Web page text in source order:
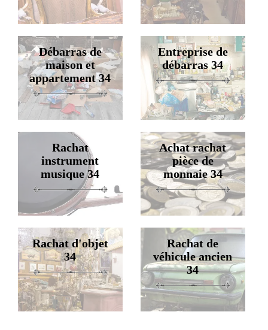
Débarras de
maison et
appartement 34
Entreprise de
débarras 34
Rachat
instrument
musique 34
Achat rachat
pièce de
monnaie 34
Rachat d'objet
34
Rachat de
véhicule ancien
34